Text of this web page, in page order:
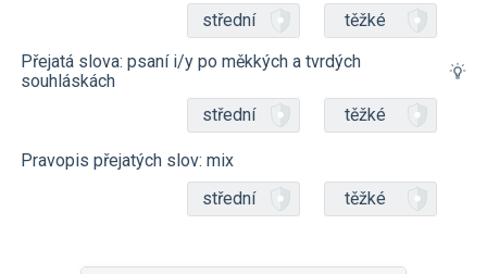
střední
těžké
Přejatá slova: psaní i/y po měkkých a tvrdých
souhláskách
střední
těžké
Pravopis přejatých slov: mix
střední
těžké